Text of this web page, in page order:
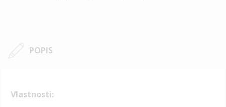
POPIS
Vlastnosti: